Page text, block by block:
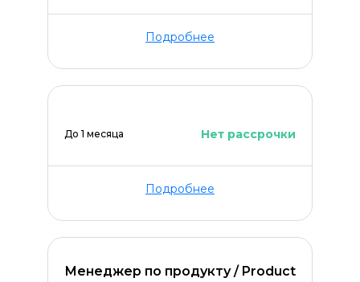
Подробнее
До 1 месяца Нет рассрочки
Подробнее
Менеджер по продукту / Product